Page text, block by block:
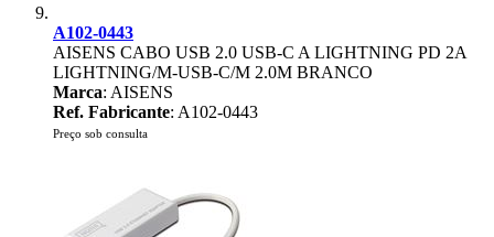
A102-0443
AISENS CABO USB 2.0 USB-C A LIGHTNING PD 2A
LIGHTNING/M-USB-C/M 2.0M BRANCO
Marca: AISENS
Ref. Fabricante: A102-0443
Preço sob consulta